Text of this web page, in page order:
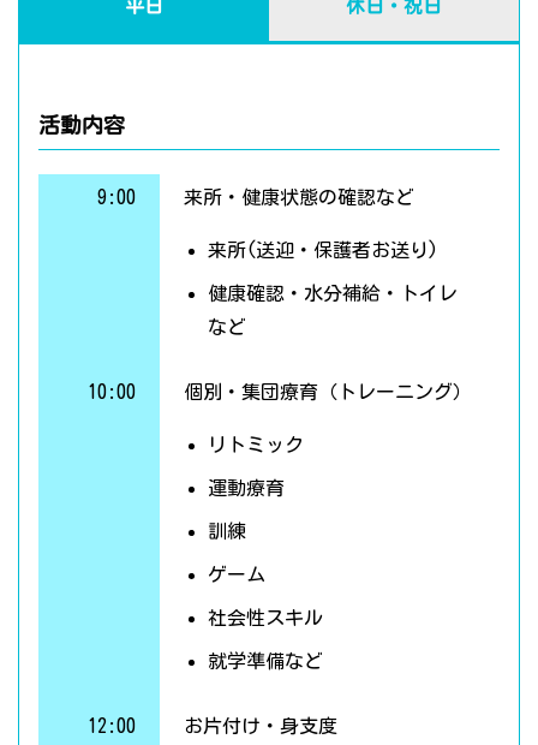
平日 休日・祝日
活動内容
9:00 来所・健康状態の確認など
来所(送迎・保護者お送り)
健康確認・水分補給・トイレ
など
10:00 個別・集団療育（トレーニング）
リトミック
運動療育
訓練
ゲーム
社会性スキル
就学準備など
12:00 お片付け・身支度